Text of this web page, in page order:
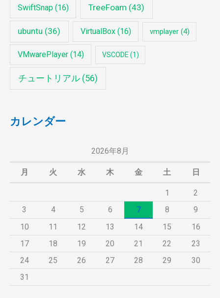
SwiftSnap(16) TreeFoam (43)
ubuntu (36) VirtualBox(16) vmplayer(4)
VMwarePlayer(14) VSCODE (1)
チュートリアル(56)
カレンダー
2026年8月
月 火 水 木 金 土 日
1
2
3
4 5 6 7 8
9
10
11 12 13 14 15
16
17
18 19 20 21 22
23
24
25 26 27 28 29
30
31